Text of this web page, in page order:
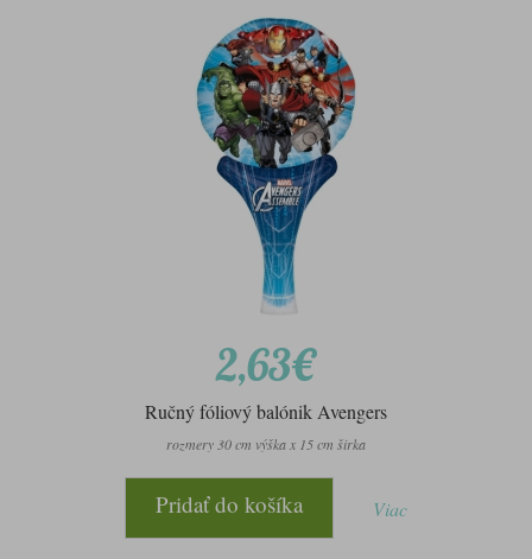
2,63€
Ručný fóliový balónik Avengers
rozmery 30 cm výška x 15 cm širka
Pridať do košíka Viac